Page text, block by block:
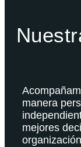
manera
mejores